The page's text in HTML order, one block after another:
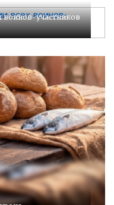
воинов-участников